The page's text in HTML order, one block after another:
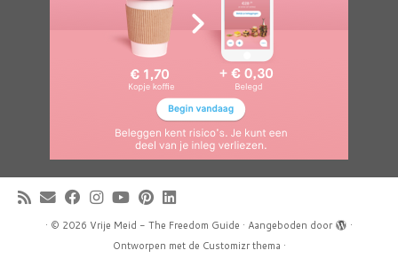
· © 2026 Vrije Meid - The Freedom Guide · Aangeboden door
·
Ontworpen met de Customizr thema ·